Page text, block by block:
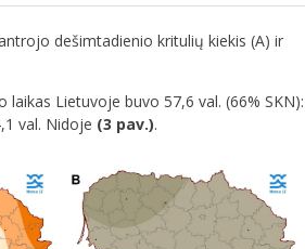
dešimtadienio kritulių kiekis (A) ir
laikas Lietuvoje buvo 57,6 val. (66% SKN):
val. Nidoje (3 pav.).